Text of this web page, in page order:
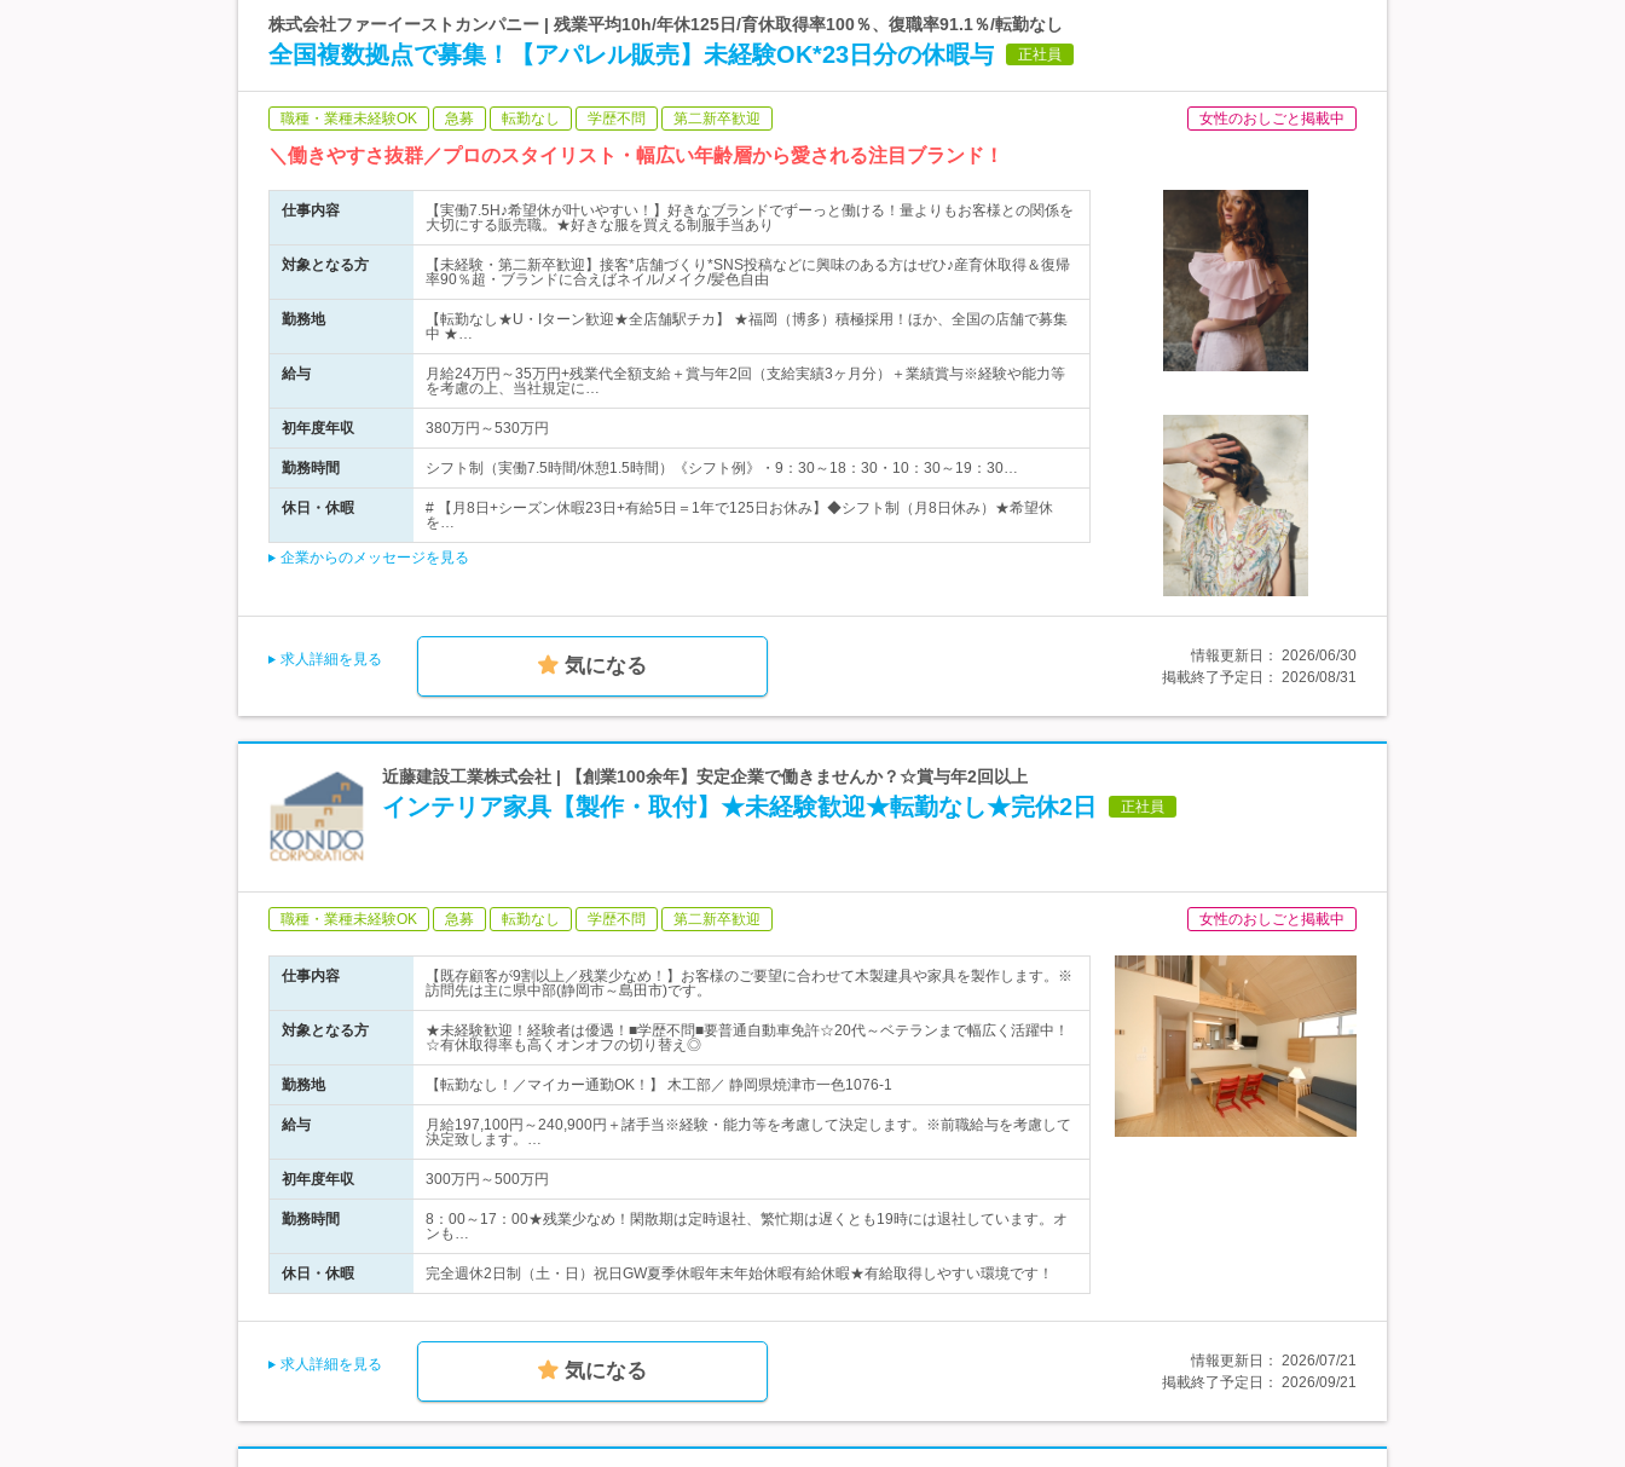
株式会社ファーイーストカンパニー | 残業平均10h/年休125日/育休取得率100％、復職率91.1％/転勤なし
全国複数拠点で募集！【アパレル販売】未経験OK*23日分の休暇与 正社員
職種・業種未経験OK 急募 転勤なし 学歴不問 第二新卒歓迎 女性のおしごと掲載中
＼働きやすさ抜群／プロのスタイリスト・幅広い年齢層から愛される注目ブランド！
仕事内容
【実働7.5H♪希望休が叶いやすい！】好きなブランドでずーっと働ける！量よりもお客様との関係を
大切にする販売職。★好きな服を買える制服手当あり
対象となる方
【未経験・第二新卒歓迎】接客*店舗づくり*SNS投稿などに興味のある方はぜひ♪産育休取得＆復帰
率90％超・ブランドに合えばネイル/メイク/髪色自由
勤務地
【転勤なし★U・Iターン歓迎★全店舗駅チカ】 ★福岡（博多）積極採用！ほか、全国の店舗で募集
中 ★…
給与
月給24万円～35万円+残業代全額支給＋賞与年2回（支給実績3ヶ月分）＋業績賞与※経験や能力等
を考慮の上、当社規定に…
初年度年収 380万円～530万円
勤務時間 シフト制（実働7.5時間/休憩1.5時間）《シフト例》・9：30～18：30・10：30～19：30…
休日・休暇
# 【月8日+シーズン休暇23日+有給5日＝1年で125日お休み】◆シフト制（月8日休み）★希望休
を…
企業からのメッセージを見る
求人詳細を見る 気になる 情報更新日： 2026/06/30
掲載終了予定日： 2026/08/31
近藤建設工業株式会社 | 【創業100余年】安定企業で働きませんか？☆賞与年2回以上
インテリア家具【製作・取付】★未経験歓迎★転勤なし★完休2日 正社員
職種・業種未経験OK 急募 転勤なし 学歴不問 第二新卒歓迎 女性のおしごと掲載中
仕事内容
【既存顧客が9割以上／残業少なめ！】お客様のご要望に合わせて木製建具や家具を製作します。※
訪問先は主に県中部(静岡市～島田市)です。
対象となる方
★未経験歓迎！経験者は優遇！■学歴不問■要普通自動車免許☆20代～ベテランまで幅広く活躍中！
☆有休取得率も高くオンオフの切り替え◎
勤務地 【転勤なし！／マイカー通勤OK！】 木工部／ 静岡県焼津市一色1076-1
給与
月給197,100円～240,900円＋諸手当※経験・能力等を考慮して決定します。※前職給与を考慮して
決定致します。…
初年度年収 300万円～500万円
勤務時間
8：00～17：00★残業少なめ！閑散期は定時退社、繁忙期は遅くとも19時には退社しています。オ
ンも…
休日・休暇 完全週休2日制（土・日）祝日GW夏季休暇年末年始休暇有給休暇★有給取得しやすい環境です！
求人詳細を見る 気になる 情報更新日： 2026/07/21
掲載終了予定日： 2026/09/21